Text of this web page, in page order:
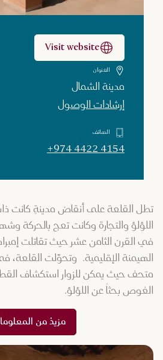
Visit website
العنوان
مدينة الشمال
إرشادات الوصول
الهاتف
+974 4422 4154
تطل القلعة على أنقاض مدينةٍ كانت
اللؤلؤ والتجارة وكانت تعج بالحركة
في القرن الثامن عشر حيث تقاتلت
الهيمنة الإقليمية. وتحوّلت القلعة،
متحف حيث يمكن للزوار استكشاف القطع
الغوص بحثاً عن اللؤلؤ.
مزيدٌ من